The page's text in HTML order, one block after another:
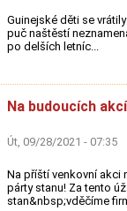
Guinejské děti se
puč naštěstí
po delších letníc...
Na budoucích
Út, 09/28/2021 - 07:35
Na příští venkovní akci
párty stanu! Za tento
stan&nbsp;vděčíme